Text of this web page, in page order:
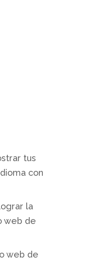
tus
con
la
web de
web de